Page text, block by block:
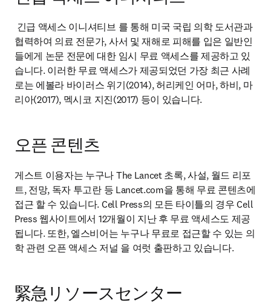
긴급 액세스 이니셔티브 를 통해 미국 국립 의학 도서관과
협력하여 의료 전문가, 사서 및 재해로 피해를 입은 일반인
들에게 논문 전문에 대한 임시 무료 액세스를 제공하고 있
습니다. 이러한 무료 액세스가 제공되었던 가장 최근 사례
로는 에볼라 바이러스 위기(2014), 허리케인 어마, 하비, 마
리아(2017), 멕시코 지진(2017) 등이 있습니다.
오픈 콘텐츠
게스트 이용자는 누구나 The Lancet 초록, 사설, 월드 리포
트, 전망, 독자 투고란 등 Lancet.com을 통해 무료 콘텐츠에
접근 할 수 있습니다. Cell Press의 모든 타이틀의 경우 Cell
Press 웹사이트에서 12개월이 지난 후 무료 액세스도 제공
됩니다. 또한, 엘스비어는 누구나 무료로 접근할 수 있는 의
학 관련 오픈 액세스 저널 을 여럿 출판하고 있습니다.
緊急リソースセンター